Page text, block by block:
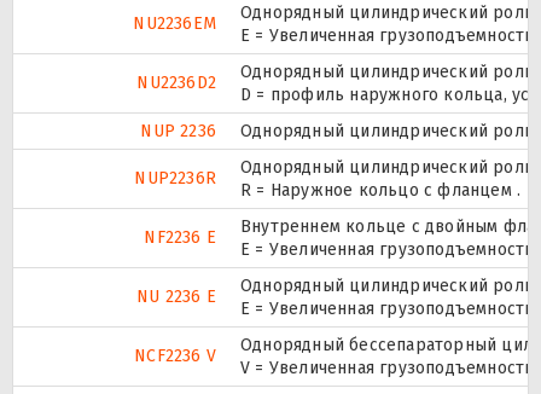
NU2236EM
Однорядный цилиндрический
E = Увеличенная
NU2236D2
Однорядный цилиндрический
D = профиль наружного кольца,
NUP 2236
Однорядный цилиндрический
NUP2236R
Однорядный цилиндрический
R = Наружное кольцо с фланцем .
NF2236 E
Внутреннем кольце с двойным
Е = Увеличенная грузоподъемность.
NU 2236 E
Однорядный цилиндрический
Е = Увеличенная грузоподъемность.
NCF2236 V
Однорядный бессепараторный
V = Увеличенная